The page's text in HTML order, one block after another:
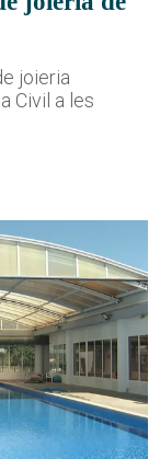
joieria
Civil a les